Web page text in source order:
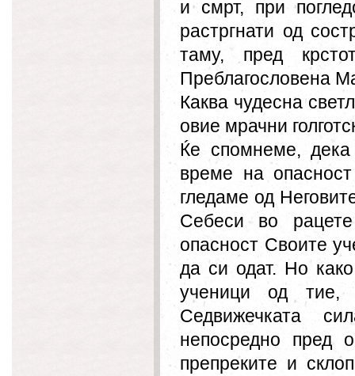
и смрт, при
растргнати од
таму, пред
Преблагословена
Каква чудесна
овие мрачни
Ќе спомнеме,
време на
гледаме од
Себеси во
опасност Своите
да си одат. Но
ученици од
Седвижечката
непосредно пред
препреките и